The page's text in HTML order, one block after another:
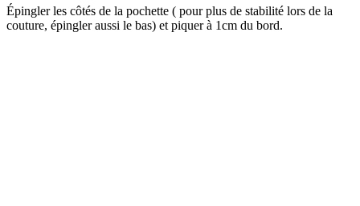
Épingler les côtés de la pochette ( pour plus de stabilité lors de la
couture, épingler aussi le bas) et piquer à 1cm du bord.